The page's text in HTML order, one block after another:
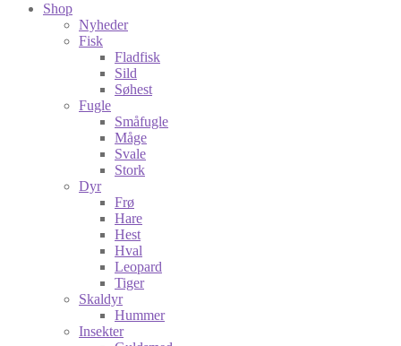
Shop
Nyheder
Fisk
Fladfisk
Sild
Søhest
Fugle
Småfugle
Måge
Svale
Stork
Dyr
Frø
Hare
Hest
Hval
Leopard
Tiger
Skaldyr
Hummer
Insekter